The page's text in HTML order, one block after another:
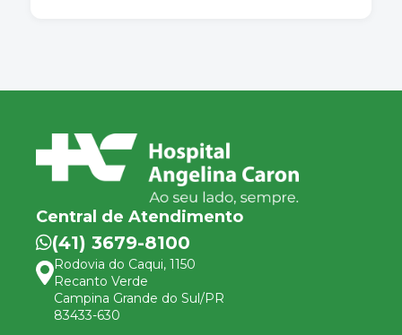
Central de Atendimento
(41) 3679-8100
Rodovia do Caqui, 1150
Recanto Verde
Campina Grande do Sul/PR
83433-630